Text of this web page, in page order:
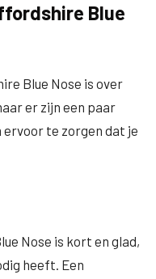
Blue
Blue Nose is over
er zijn een paar
te zorgen dat je
Nose is kort en glad,
heeft. Een